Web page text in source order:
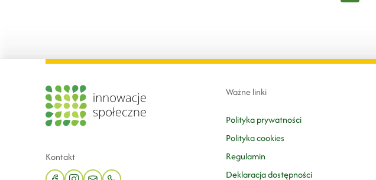
Kontakt
facebookinstagram
Ważne linki
Polityka prywatności
Polityka cookies
Regulamin
Deklaracja dostępności